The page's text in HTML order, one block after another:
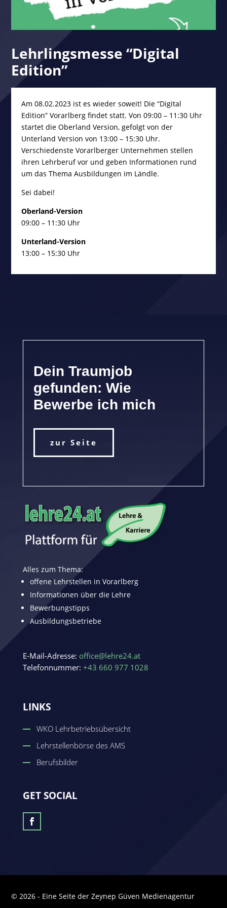
Lehrlingsmesse “Digital
Edition”
Am 08.02.2023 ist es wieder soweit! Die “Digital
Edition” Vorarlberg findet statt. Von 09:00 – 11:30 Uhr
startet die Oberland Version, gefolgt von der
Unterland Version von 13:00 – 15:30 Uhr.
Verschiedenste Vorarlberger Unternehmen stellen
ihren Lehrberuf vor und geben Informationen rund
um das Thema Ausbildungen im Ländle.
Sei dabei!
Oberland-Version
09:00 – 11:30 Uhr
Unterland-Version
13:00 – 15:30 Uhr
Dein Traumjob
gefunden: Wie
Bewerbe ich mich
zur Seite
Alles zum Thema:
offene Lehrstellen in Vorarlberg
Informationen über die Lehre
Bewerbungstipps
Ausbildungsbetriebe
E-Mail-Adresse: office@lehre24.at
Telefonnummer: +43 660 977 1028
LINKS
WKO Lehrbetriebsübersicht
Lehrstellenbörse des AMS
Berufsbilder
GET SOCIAL
© 2026 - Eine Seite der Zeynep Güven Medienagentur